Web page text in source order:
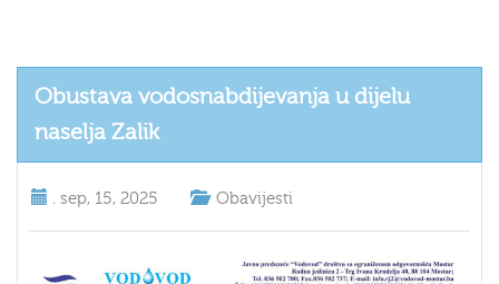
Obustava vodosnabdijevanja u dijelu
naselja Zalik
. sep, 15, 2025 Obavijesti